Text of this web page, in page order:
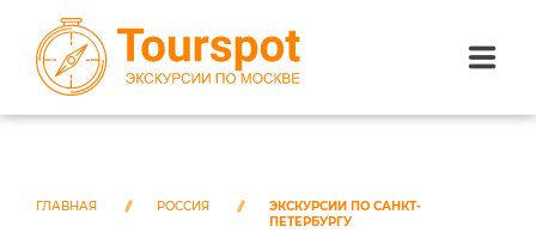
ЭКСКУРСИИ ПО МОСКВЕ
ГЛАВНАЯ РОССИЯ
ЭКСКУРСИИ ПО САНКТ-
ПЕТЕРБУРГУ